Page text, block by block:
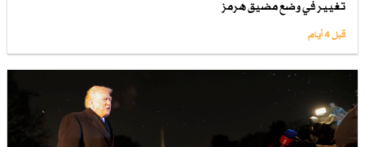
تغيير في وضع مضيق هرمز
قبل 4 أيام